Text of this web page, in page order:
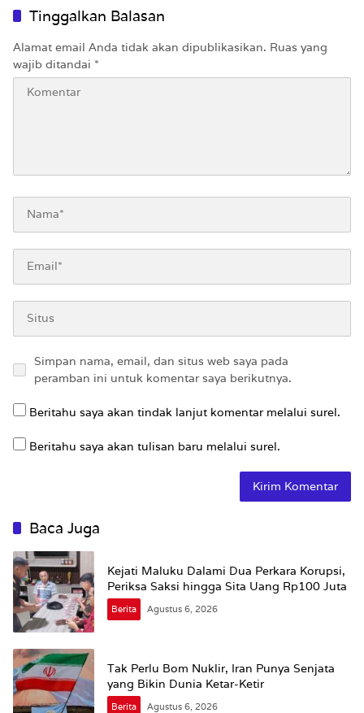
Tinggalkan Balasan
Alamat email Anda tidak akan dipublikasikan. Ruas yang
wajib ditandai *
Simpan nama, email, dan situs web saya pada
peramban ini untuk komentar saya berikutnya.
Beritahu saya akan tindak lanjut komentar melalui surel.
Beritahu saya akan tulisan baru melalui surel.
Baca Juga
Kejati Maluku Dalami Dua Perkara Korupsi,
Periksa Saksi hingga Sita Uang Rp100 Juta
Berita Agustus 6, 2026
Tak Perlu Bom Nuklir, Iran Punya Senjata
yang Bikin Dunia Ketar-Ketir
Berita Agustus 6, 2026